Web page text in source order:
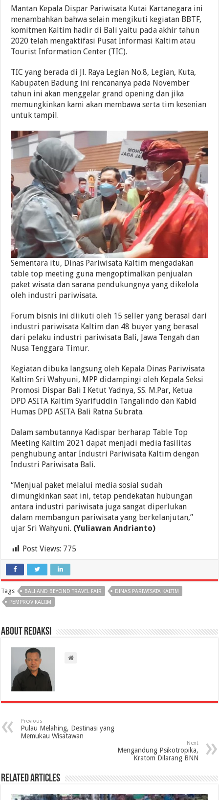
Mantan Kepala Dispar Pariwisata Kutai Kartanegara ini
menambahkan bahwa selain mengikuti kegiatan BBTF,
komitmen Kaltim hadir di Bali yaitu pada akhir tahun
2020 telah mengaktifasi Pusat Informasi Kaltim atau
Tourist Information Center (TIC).
TIC yang berada di Jl. Raya Legian No.8, Legian, Kuta,
Kabupaten Badung ini rencananya pada November
tahun ini akan menggelar grand opening dan jika
memungkinkan kami akan membawa serta tim kesenian
untuk tampil.
Sementara itu, Dinas Pariwisata Kaltim mengadakan
table top meeting guna mengoptimalkan penjualan
paket wisata dan sarana pendukungnya yang dikelola
oleh industri pariwisata.
Forum bisnis ini diikuti oleh 15 seller yang berasal dari
industri pariwisata Kaltim dan 48 buyer yang berasal
dari pelaku industri pariwisata Bali, Jawa Tengah dan
Nusa Tenggara Timur.
Kegiatan dibuka langsung oleh Kepala Dinas Pariwisata
Kaltim Sri Wahyuni, MPP didampingi oleh Kepala Seksi
Promosi Dispar Bali I Ketut Yadnya, SS. M.Par, Ketua
DPD ASITA Kaltim Syarifuddin Tangalindo dan Kabid
Humas DPD ASITA Bali Ratna Subrata.
Dalam sambutannya Kadispar berharap Table Top
Meeting Kaltim 2021 dapat menjadi media fasilitas
penghubung antar Industri Pariwisata Kaltim dengan
Industri Pariwisata Bali.
“Menjual paket melalui media sosial sudah
dimungkinkan saat ini, tetap pendekatan hubungan
antara industri pariwisata juga sangat diperlukan
dalam membangun pariwisata yang berkelanjutan,”
ujar Sri Wahyuni. (Yuliawan Andrianto)
Post Views: 775
Tags BALI AND BEYOND TRAVEL FAIR
DINAS PARIWISATA KALTIM
PEMPROV KALTIM
About Redaksi
Previous
Pulau Melahing, Destinasi yang
Memukau Wisatawan
Next
Mengandung Psikotropika,
Kratom Dilarang BNN
Related Articles